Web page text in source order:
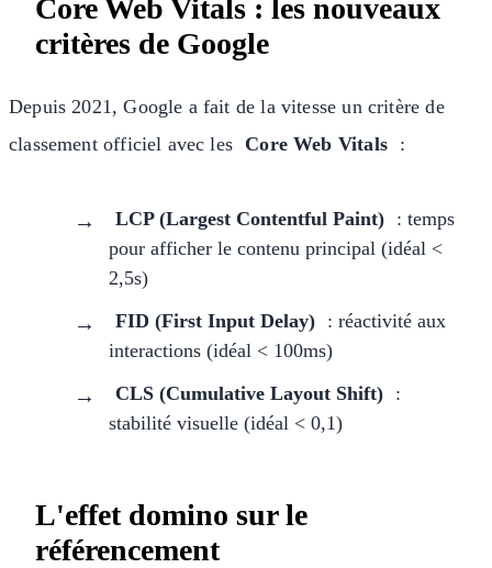
Core Web Vitals : les nouveaux
critères de Google
Depuis 2021, Google a fait de la vitesse un critère de
classement officiel avec les Core Web Vitals :
LCP (Largest Contentful Paint) : temps
pour afficher le contenu principal (idéal <
2,5s)
FID (First Input Delay) : réactivité aux
interactions (idéal < 100ms)
CLS (Cumulative Layout Shift) :
stabilité visuelle (idéal < 0,1)
L'effet domino sur le
référencement